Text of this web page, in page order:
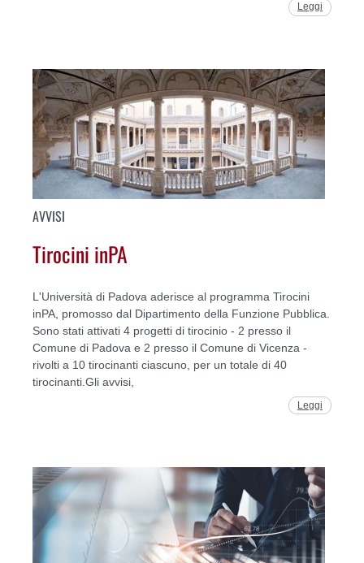
Leggi
AVVISI
Tirocini inPA
L'Università di Padova aderisce al programma Tirocini
inPA, promosso dal Dipartimento della Funzione Pubblica.
Sono stati attivati 4 progetti di tirocinio - 2 presso il
Comune di Padova e 2 presso il Comune di Vicenza -
rivolti a 10 tirocinanti ciascuno, per un totale di 40
tirocinanti.Gli avvisi,
Leggi